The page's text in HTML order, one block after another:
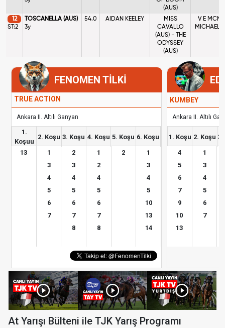
(AUS)
12
ST:2
TOSCANELLA (AUS)
3y
54.0 AIDAN KEELEY
MISS
CAVALLO
(AUS) - THE
ODYSSEY
(AUS)
V E
MICHAEL
FENOMEN TİLKİ
TRUE ACTION
Ankara II. Altılı Ganyan
1.
Koşuu
2. Koşu 3. Koşu 4. Koşu 5. Koşu 6. Koşu
13
1
3
4
5
6
7
2
3
4
5
6
7
8
1
2
4
5
6
7
8
2
1
3
4
5
10
13
14
KUMBEY
Ankara II. Altılı
1. Koşu 2. Koşu 3.
4
5
6
7
9
10
13
1
3
4
5
6
7
At Yarışı Bülteni ile TJK Yarış Programı